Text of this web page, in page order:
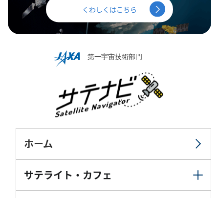
くわしくはこちら
ホーム
サテライト・カフェ